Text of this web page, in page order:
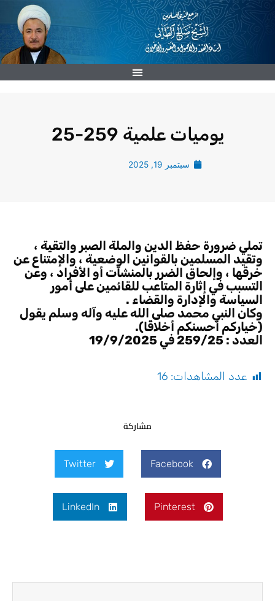
تخطي
يوميات علمية 259-25
سبتمبر 19, 2025
تملي ضرورة حفظ الدين والملة الصبر والتقية ،
وتقيد المسلمين بالقوانين الوضعية ، والإمتناع عن
خرقها ، وإلحاق الضرر بالمنشآت أو الأفراد ، وعن
التسبب في إثارة المتاعب للقائمين على أمور
السياسة والإدارة والقضاء .
وكان النبي محمد صلى الله عليه وآله وسلم يقول
(خياركم أحسنكم أخلاقًا).
العدد : 259/25 في 19/9/2025
عدد المشاهدات: 16
مشاركة
Facebook
Twitter
Pinterest
LinkedIn